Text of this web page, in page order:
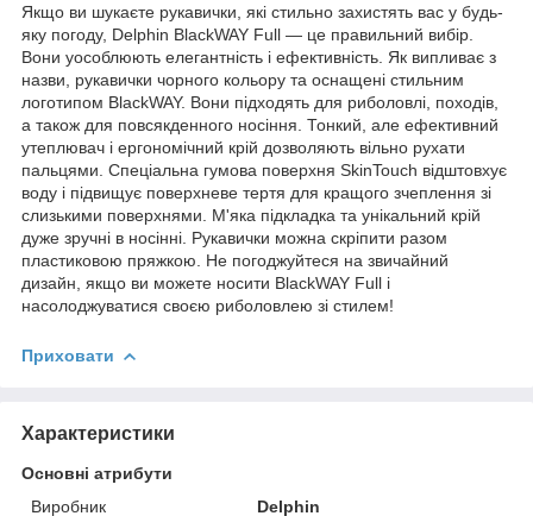
Якщо ви шукаєте рукавички, які стильно захистять вас у будь-
яку погоду, Delphin BlackWAY Full — це правильний вибір.
Вони уособлюють елегантність і ефективність. Як випливає з
назви, рукавички чорного кольору та оснащені стильним
логотипом BlackWAY. Вони підходять для риболовлі, походів,
а також для повсякденного носіння. Тонкий, але ефективний
утеплювач і ергономічний крій дозволяють вільно рухати
пальцями. Спеціальна гумова поверхня SkinTouch відштовхує
воду і підвищує поверхневе тертя для кращого зчеплення зі
слизькими поверхнями. М'яка підкладка та унікальний крій
дуже зручні в носінні. Рукавички можна скріпити разом
пластиковою пряжкою. Не погоджуйтеся на звичайний
дизайн, якщо ви можете носити BlackWAY Full і
насолоджуватися своєю риболовлею зі стилем!
Приховати
Характеристики
Основні атрибути
Виробник
Delphin